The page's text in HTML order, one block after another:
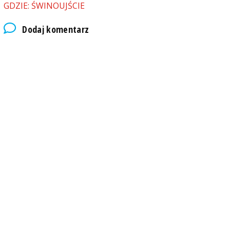
GDZIE: ŚWINOUJŚCIE
Dodaj komentarz